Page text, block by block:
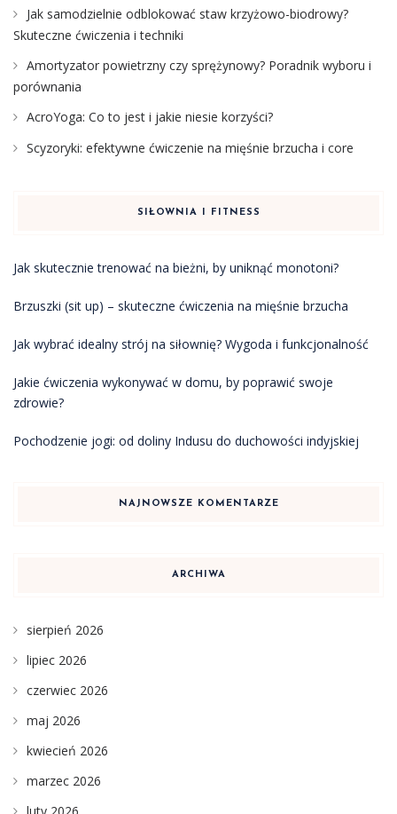
Jak samodzielnie odblokować staw krzyżowo-biodrowy?
Skuteczne ćwiczenia i techniki
Amortyzator powietrzny czy sprężynowy? Poradnik wyboru i
porównania
AcroYoga: Co to jest i jakie niesie korzyści?
Scyzoryki: efektywne ćwiczenie na mięśnie brzucha i core
SIŁOWNIA I FITNESS
Jak skutecznie trenować na bieżni, by uniknąć monotoni?
Brzuszki (sit up) – skuteczne ćwiczenia na mięśnie brzucha
Jak wybrać idealny strój na siłownię? Wygoda i funkcjonalność
Jakie ćwiczenia wykonywać w domu, by poprawić swoje
zdrowie?
Pochodzenie jogi: od doliny Indusu do duchowości indyjskiej
NAJNOWSZE KOMENTARZE
ARCHIWA
sierpień 2026
lipiec 2026
czerwiec 2026
maj 2026
kwiecień 2026
marzec 2026
luty 2026